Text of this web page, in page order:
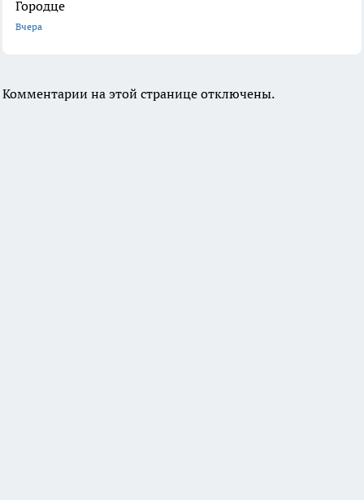
Городце
Вчера
Комментарии на этой странице отключены.